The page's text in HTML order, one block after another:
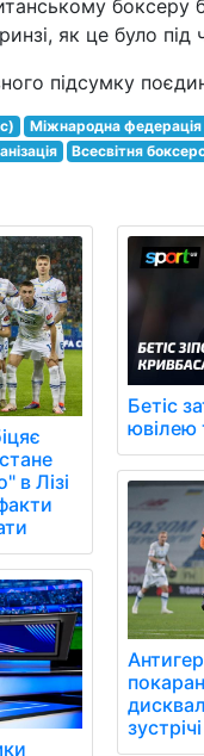
боксеру
як це було
підсумку
Міжнародна федерація
Всесвітня
в Лізі
Бетіс
ювілею